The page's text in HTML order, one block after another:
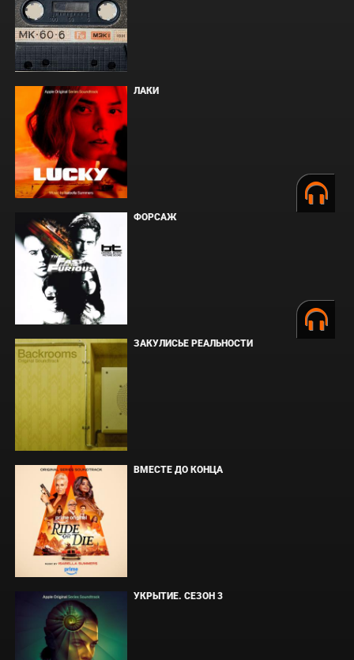
ЛАКИ
ФОРСАЖ
ЗАКУЛИСЬЕ РЕАЛЬНОСТИ
ВМЕСТЕ ДО КОНЦА
УКРЫТИЕ. СЕЗОН 3